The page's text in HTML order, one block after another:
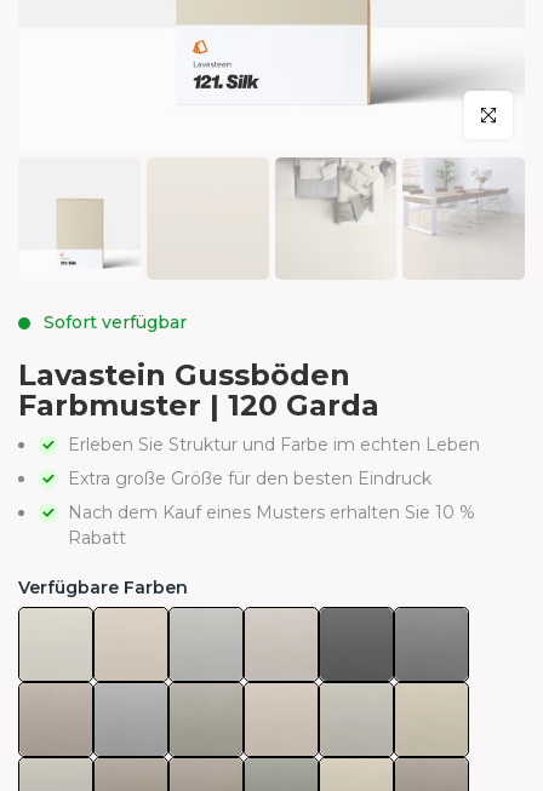
klicken
Sofort verfügbar
Lavastein Gussböden
Farbmuster | 120 Garda
Erleben Sie Struktur und Farbe im echten Leben
Extra große Größe für den besten Eindruck
Nach dem Kauf eines Musters erhalten Sie 10 %
Rabatt
Verfügbare Farben